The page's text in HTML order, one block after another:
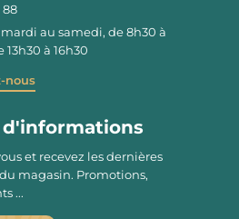
88
au samedi, de 8h30 à
13h30 à 16h30
nous
et recevez les dernières
magasin. Promotions,
...